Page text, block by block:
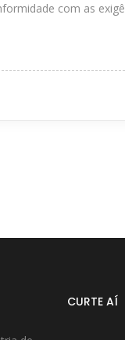
com as
CURTE AÍ